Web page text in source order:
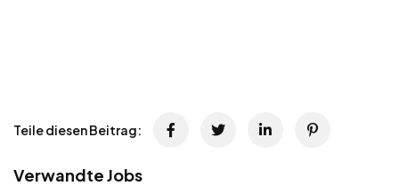
Teile diesen Beitrag:
Verwandte Jobs